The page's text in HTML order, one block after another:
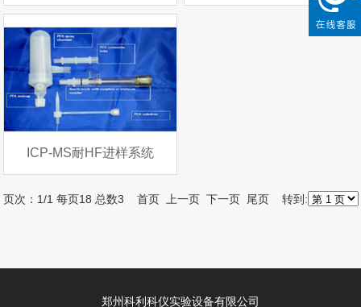
ICP-MS耐HF进样系统
页次：1/1 每页18 总数3 首页 上一页 下一页 尾页 转到:
郑州科利科仪实验设备有限公司